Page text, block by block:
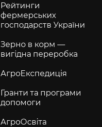
Рейтинги
фермерських
господарств України
Зерно в корм —
вигідна переробка
АгроЕкспедиція
Гранти та програми
допомоги
АгроОсвіта